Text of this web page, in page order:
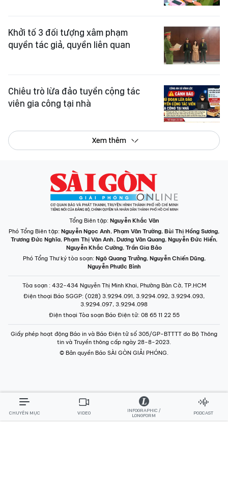
Khởi tố 3 đối tượng xâm phạm
quyền tác giả, quyền liên quan
Chiêu trò lừa đảo tuyển cộng tác
viên gia công tại nhà
Xem thêm
Tổng Biên tập: Nguyễn Khắc Văn
Phó Tổng Biên tập: Nguyễn Ngọc Anh, Phạm Văn Trường, Bùi Thị Hồng Sương,
Trương Đức Nghĩa, Phạm Thị Vân Anh, Dương Văn Quang, Nguyễn Đức Hiển,
Nguyễn Khắc Cường, Trần Gia Bảo
Phó Tổng Thư ký tòa soạn: Ngô Quang Trưởng, Nguyễn Chiến Dũng,
Nguyễn Phước Bình
Tòa soạn : 432-434 Nguyễn Thị Minh Khai, Phường Bàn Cờ, TP.HCM
Điện thoại Báo SGGP: (028) 3.9294.091, 3.9294.092, 3.9294.093,
3.9294.097, 3.9294.098
Điện thoại Tòa soạn Báo Điện tử: 08 65 11 22 55
Giấy phép hoạt động Báo in và Báo Điện tử số 305/GP-BTTTT do Bộ Thông
tin và Truyền thông cấp ngày 28-8-2023.
© Bản quyền Báo SÀI GÒN GIẢI PHÓNG.
CHUYÊN MỤC VIDEO
INFOGRAPHIC /
LONGFORM
PODCAST